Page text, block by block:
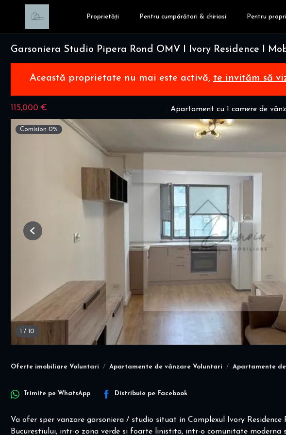
Proprietăți Pentru cumpărători & chiriasi Pentru
Garsoniera Studio Pipera Rond OMV I Ivory Residence I
Această proprietate nu mai este activă, te invităm să
115,000 € Apartament cu 1 camere de
Comision 0%
/ 10
Previous
Oferte imobiliare Voluntari Apartamente de vânzare Voluntari Apartamente
Trimite pe WhatsApp Distribuie pe Facebook
Va ofer sper vanzare garsoniera / studio situat in Complexul Ivory Residence
Bucurestiului, intr-o zona verde si foarte linistita, intr-o comunitate moderna